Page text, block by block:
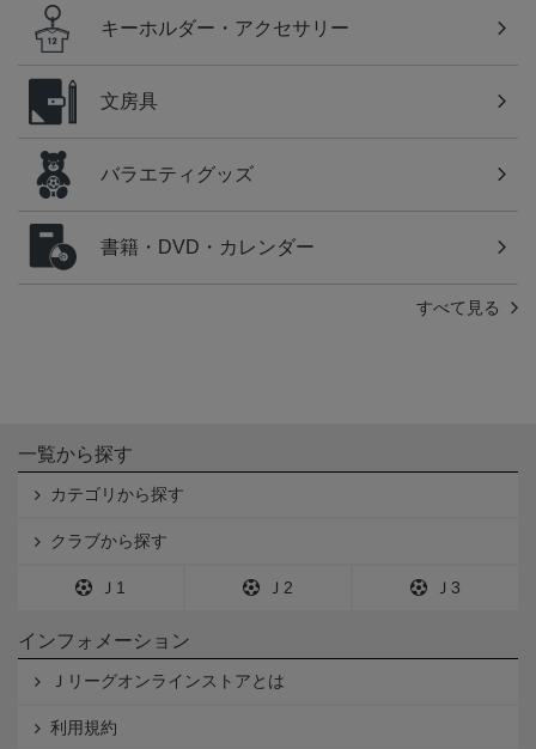
キーホルダー・アクセサリー
文房具
バラエティグッズ
書籍・DVD・カレンダー
すべて見る
一覧から探す
カテゴリから探す
クラブから探す
Ｊ1 Ｊ2 Ｊ3
インフォメーション
Ｊリーグオンラインストアとは
利用規約